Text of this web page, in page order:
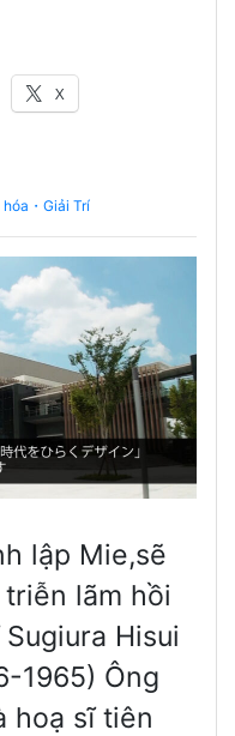
X
hóa・Giải Trí
lập Mie,sẽ
lãm hồi
Hisui
1965) Ông
hoạ sĩ tiên